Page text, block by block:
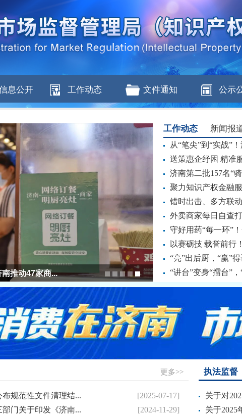
息公开 工作动态 文件通知 公示
推动47家商...
工作动态 新闻报
从“笔尖”到“实战”
送策惠企纾困 精准
济南第二批157名“
聚力知识产权金融
错时出击、多方联
外卖商家每日自查
守好用药“每一环”
以赛砺技 载誉前行
“亮”出后厨，“赢”
“讲台”变身“擂台”
更多>>
规范性文件清理结...
[2025-07-17]
门关于印发《济南...
[2024-11-29]
执法监督
关于对
关于2025